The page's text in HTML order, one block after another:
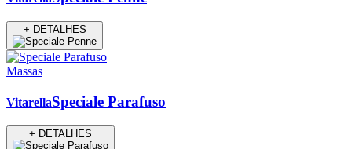
+ DETALHES
Massas
VitarellaSpeciale Parafuso
+ DETALHES